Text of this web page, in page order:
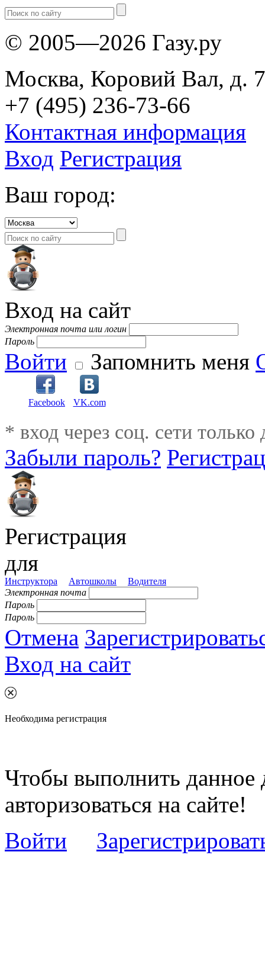
© 2005—2026 Газу.ру
Москва, Коровий Вал, д.
+7 (495) 236-73-66
Контактная информация
Вход Регистрация
Ваш город:
Вход на сайт
Электронная почта или логин
Пароль
Войти Запомнить меня
Facebook VK.com
* вход через соц. сети
Забыли пароль?
Регистрация
для
Инструктора Автошколы
Водителя
Электронная почта
Пароль
Пароль
Отмена
Вход на сайт
Необходима регистрация
Чтобы выполнить данное
авторизоваться на сайте!
Войти